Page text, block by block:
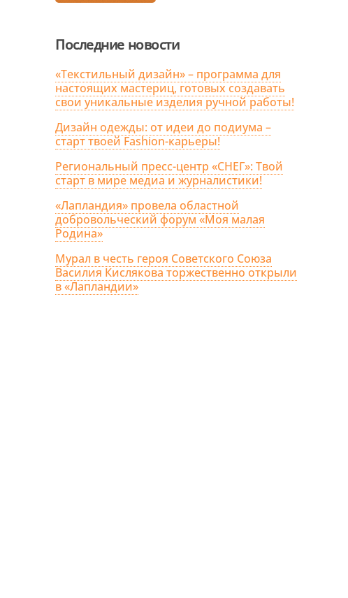
Последние новости
«Текстильный дизайн» – программа для
настоящих мастериц, готовых создавать
свои уникальные изделия ручной работы!
Дизайн одежды: от идеи до подиума –
старт твоей Fashion-карьеры!
Региональный пресс-центр «СНЕГ»: Твой
старт в мире медиа и журналистики!
«Лапландия» провела областной
добровольческий форум «Моя малая
Родина»
Мурал в честь героя Советского Союза
Василия Кислякова торжественно открыли
в «Лапландии»